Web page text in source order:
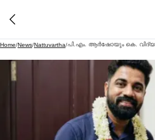
Home/News/Nattuvartha/പി.എം. ആര്‍ഷോയും കെ.